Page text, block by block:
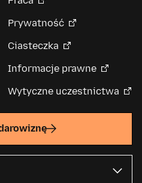
Prywatność
Ciasteczka
Informacje prawne
Wytyczne uczestnictwa